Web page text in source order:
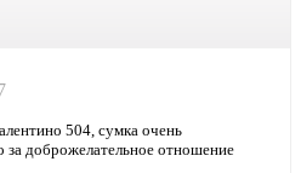
504, сумка очень
за доброжелательное отношение